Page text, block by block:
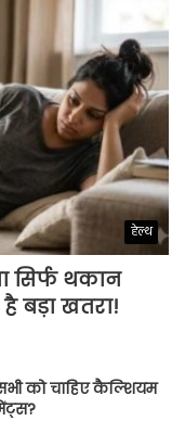
हेल्थ
सिर्फ थकान
बड़ा खतरा!
को चाहिए कैल्शियम